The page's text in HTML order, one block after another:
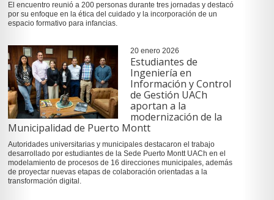
El encuentro reunió a 200 personas durante tres jornadas y destacó
por su enfoque en la ética del cuidado y la incorporación de un
espacio formativo para infancias.
20 enero 2026
Estudiantes de
Ingeniería en
Información y Control
de Gestión UACh
aportan a la
modernización de la
Municipalidad de Puerto Montt
Autoridades universitarias y municipales destacaron el trabajo
desarrollado por estudiantes de la Sede Puerto Montt UACh en el
modelamiento de procesos de 16 direcciones municipales, además
de proyectar nuevas etapas de colaboración orientadas a la
transformación digital.